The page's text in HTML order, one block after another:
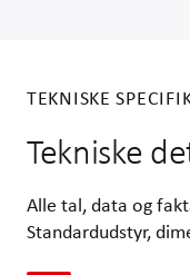
TEKNISKE
Tekniske
Alle tal, data og
Standardudstyr,